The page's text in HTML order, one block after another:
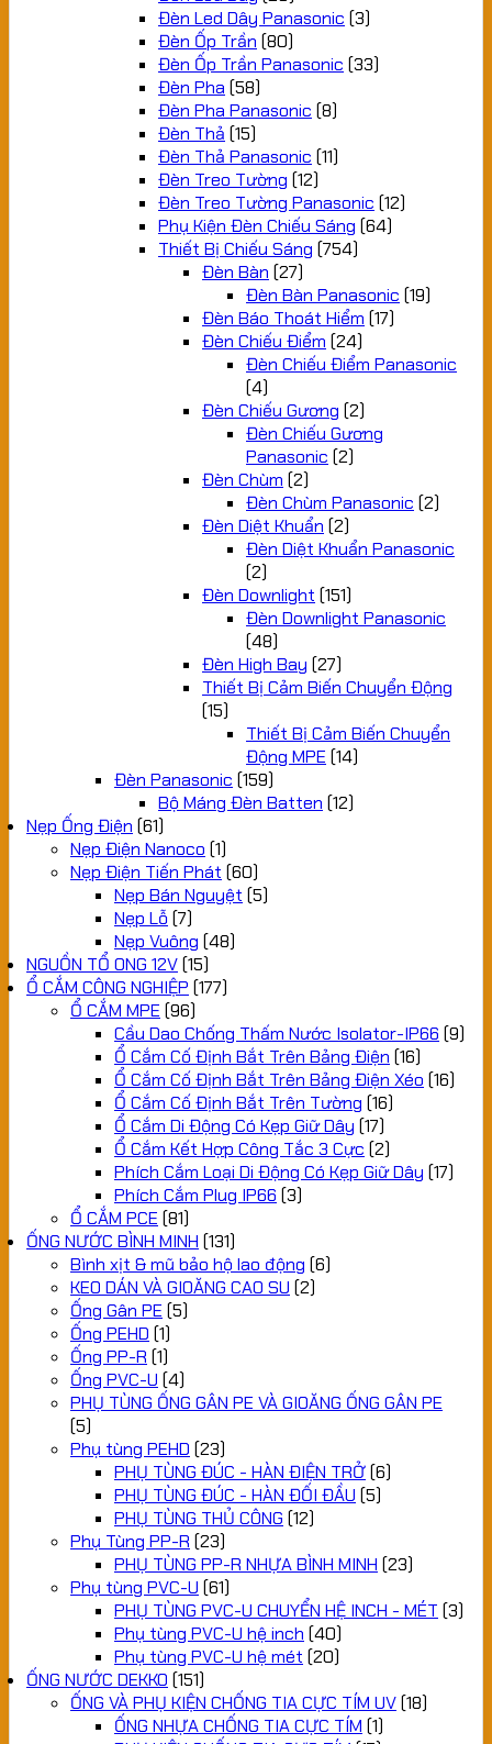
Đèn Led Dây Panasonic (3)
Đèn Ốp Trần (80)
Đèn Ốp Trần Panasonic (33)
Đèn Pha (58)
Đèn Pha Panasonic (8)
Đèn Thả (15)
Đèn Thả Panasonic (11)
Đèn Treo Tường (12)
Đèn Treo Tường Panasonic (12)
Phụ Kiện Đèn Chiếu Sáng (64)
Thiết Bị Chiếu Sáng (754)
Đèn Bàn (27)
Đèn Bàn Panasonic (19)
Đèn Báo Thoát Hiểm (17)
Đèn Chiếu Điểm (24)
Đèn Chiếu Điểm Panasonic
(4)
Đèn Chiếu Gương (2)
Đèn Chiếu Gương
Panasonic (2)
Đèn Chùm (2)
Đèn Chùm Panasonic (2)
Đèn Diệt Khuẩn (2)
Đèn Diệt Khuẩn Panasonic
(2)
Đèn Downlight (151)
Đèn Downlight Panasonic
(48)
Đèn High Bay (27)
Thiết Bị Cảm Biến Chuyển Động
(15)
Thiết Bị Cảm Biến Chuyển
Động MPE (14)
Đèn Panasonic (159)
Bộ Máng Đèn Batten (12)
Nẹp Ống Điện (61)
Nẹp Điện Nanoco (1)
Nẹp Điện Tiến Phát (60)
Nẹp Bán Nguyệt (5)
Nẹp Lỗ (7)
Nẹp Vuông (48)
NGUỒN TỔ ONG 12V(15)
Ổ CẮM CÔNG NGHIỆP (177)
Ổ CẮM MPE (96)
Cầu Dao Chống Thấm Nước Isolator-IP66 (9)
Ổ Cắm Cố Định Bắt Trên Bảng Điện (16)
Ổ Cắm Cố Định Bắt Trên Bảng Điện Xéo (16)
Ổ Cắm Cố Định Bắt Trên Tường (16)
Ổ Cắm Di Động Có Kẹp Giữ Dây (17)
Ổ Cắm Kết Hợp Công Tắc 3 Cực (2)
Phích Cắm Loại Di Động Có Kẹp Giữ Dây (17)
Phích Cắm Plug IP66 (3)
Ổ CẮM PCE (81)
ỐNG NƯỚC BÌNH MINH (131)
Bình xịt & mũ bảo hộ lao động (6)
KEO DÁN VÀ GIOĂNG CAO SU (2)
Ống Gân PE (5)
Ống PEHD (1)
Ống PP-R (1)
Ống PVC-U (4)
PHỤ TÙNG ỐNG GÂN PE VÀ GIOĂNG ỐNG GÂN PE
(5)
Phụ tùng PEHD (23)
PHỤ TÙNG ĐÚC - HÀN ĐIỆN TRỞ(6)
PHỤ TÙNG ĐÚC - HÀN ĐỐI ĐẦU (5)
PHỤ TÙNG THỦ CÔNG (12)
Phụ Tùng PP-R (23)
PHỤ TÙNG PP-R NHỰA BÌNH MINH (23)
Phụ tùng PVC-U (61)
PHỤ TÙNG PVC-U CHUYỂN HỆ INCH - MÉT (3)
Phụ tùng PVC-U hệ inch (40)
Phụ tùng PVC-U hệ mét (20)
ỐNG NƯỚC DEKKO (151)
ỐNG VÀ PHỤ KIỆN CHỐNG TIA CỰC TÍM UV(18)
ỐNG NHỰA CHỐNG TIA CỰC TÍM (1)